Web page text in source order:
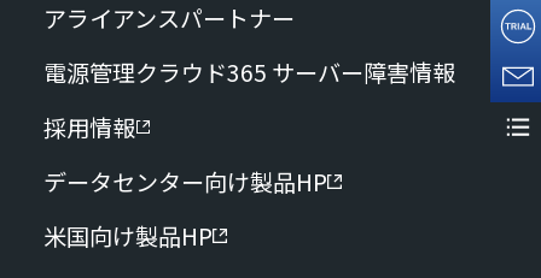
アライアンスパートナー
電源管理クラウド365 サーバー障害情報
採用情報
データセンター向け製品HP
米国向け製品HP